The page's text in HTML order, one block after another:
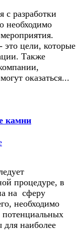
с разработки
необходимо
это цели, которые
Также
оказаться...
камни
процедуре, в
на сферу
необходимо
потенциальных
для наиболее